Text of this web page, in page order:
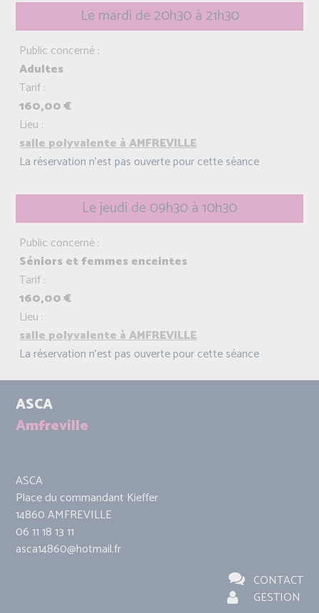
Le mardi de 20h30 à 21h30
Public concerné :
Adultes
Tarif :
160,00 €
Lieu :
salle polyvalente à AMFREVILLE
La réservation n'est pas ouverte pour cette séance
Le jeudi de 09h30 à 10h30
Public concerné :
Séniors et femmes enceintes
Tarif :
160,00 €
Lieu :
salle polyvalente à AMFREVILLE
La réservation n'est pas ouverte pour cette séance
ASCA
Amfreville
ASCA
Place du commandant Kieffer
14860 AMFREVILLE
06 11 18 13 11
asca14860@hotmail.fr
CONTACT
GESTION